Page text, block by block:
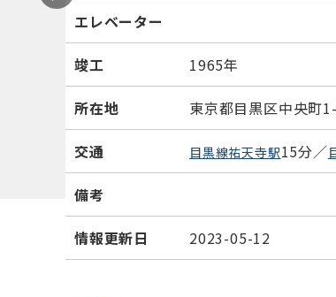
エレベーター
竣工 1965年
所在地 東京都目黒区中央町
交通 目黒線祐天寺駅15分／
備考
情報更新日 2023-05-12